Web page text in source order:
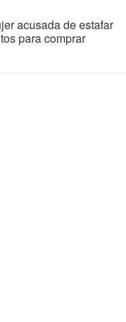
acusada de estafar
para comprar